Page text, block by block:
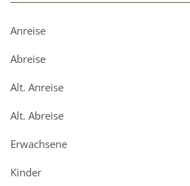
Anreise
Abreise
Alt. Anreise
Alt. Abreise
Erwachsene
Kinder